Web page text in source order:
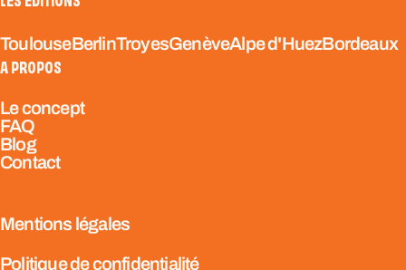
ToulouseBerlinTroyesGenèveAlpe d'HuezBordeaux
A PROPOS
Le concept
FAQ
Blog
Contact
Mentions légales
Politique de confidentialité